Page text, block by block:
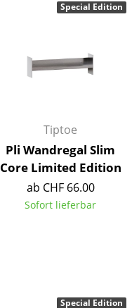
Tiptoe
Pli Wandregal Slim
Core Limited Edition
ab CHF 66.00
Sofort lieferbar
Special Edition
Special Edition